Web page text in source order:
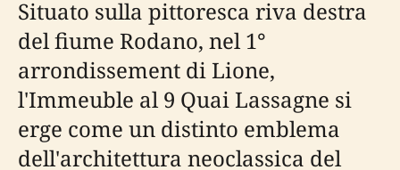
Situato sulla pittoresca riva destra
del fiume Rodano, nel 1°
arrondissement di Lione,
l'Immeuble al 9 Quai Lassagne si
erge come un distinto emblema
dell'architettura neoclassica del